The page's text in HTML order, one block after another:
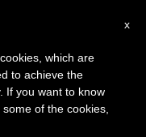
‘arte Di
x
which are
to achieve the
If you want to know
of the cookies,